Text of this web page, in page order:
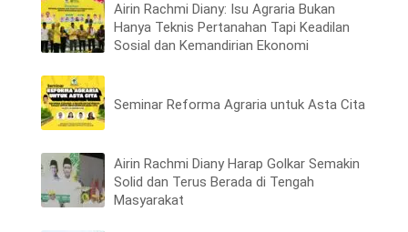
Airin Rachmi Diany: Isu Agraria Bukan
Hanya Teknis Pertanahan Tapi Keadilan
Sosial dan Kemandirian Ekonomi
Seminar Reforma Agraria untuk Asta Cita
Airin Rachmi Diany Harap Golkar Semakin
Solid dan Terus Berada di Tengah
Masyarakat